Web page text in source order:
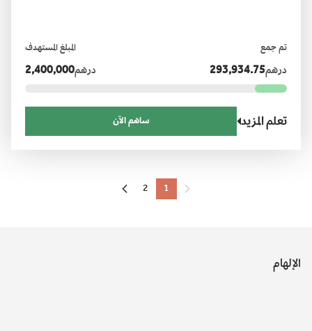
تم جمع
درهم293,934.75
المبلغ المستهدف
درهم2,400,000
تعلم المزيد ساهم الآن
1
2
الإلهام